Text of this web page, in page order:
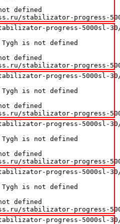
defined
stabilizator-progress-
progress-5000sl-30/
Tygh is not defined
defined
stabilizator-progress-
progress-5000sl-30/
Tygh is not defined
defined
stabilizator-progress-
progress-5000sl-30/
Tygh is not defined
defined
stabilizator-progress-
progress-5000sl-30/
Tygh is not defined
defined
stabilizator-progress-
progress-5000sl-30/